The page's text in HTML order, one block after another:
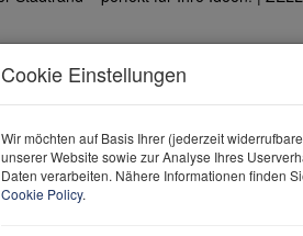
Cookie Einstellungen
Wir möchten auf Basis Ihrer (jederzeit
unserer Website sowie zur Analyse Ihres
Daten verarbeiten. Nähere Informationen finden
Cookie Policy.